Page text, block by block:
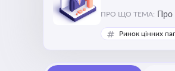
ПРО ЩО ТЕМА: Про
Ринок цінних